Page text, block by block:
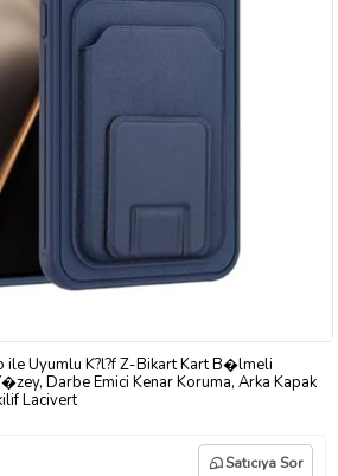
ile Uyumlu K?l?f Z-Bikart Kart B�lmeli
Darbe Emici Kenar Koruma, Arka Kapak
Lacivert
Satıcıya Sor